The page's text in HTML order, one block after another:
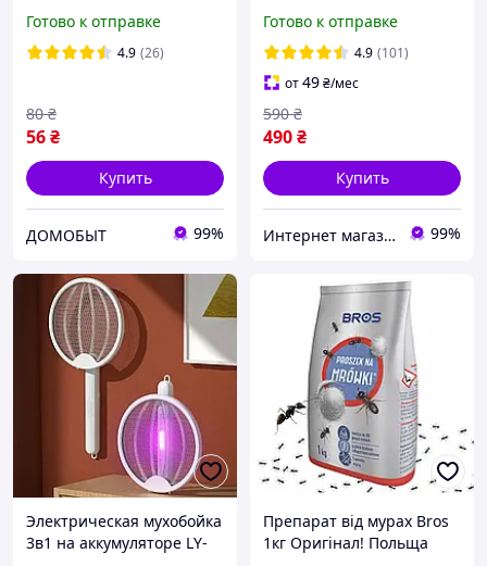
ночей Оригинал+
Подарок Фумигатор Raid
Готово к отправке
4.9 (26)
56₴
80 ₴
Купить
ДОМОБЫТ 99%
тараканов. Дюпонт гель.
Оригинал 100%. С
носиком
Готово к отправке
4.9 (101)
от49₴/мес
490₴
590 ₴
Купить
Интернет магазин товаров из США "Dez-Express" 99%
Электрическая мухобойка
3в1 на аккумуляторе LY-
Препарат від мурах Bros
1кг Оригінал! Польща